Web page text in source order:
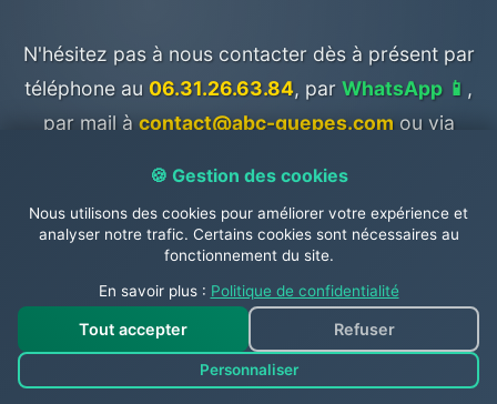
N'hésitez pas à nous contacter dès à présent par
téléphone au 06.31.26.63.84, par WhatsApp 📱 ,
par mail à contact@abc-guepes.com ou via
également sur les réseaux sociaux sur notre page
Facebook et sur Twitter
N'attendez plus et faites appel à un
professionnel pour vous débarrasser
🍪 Gestion des cookies
Nous utilisons des cookies pour améliorer votre expérience et
analyser notre trafic. Certains cookies sont nécessaires au
fonctionnement du site.
En savoir plus : Politique de confidentialité
Tout accepter
Personnaliser
Refuser